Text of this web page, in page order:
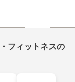
フィットネスの